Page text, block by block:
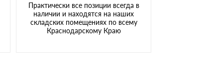
Практически все позиции всегда в
наличии и находятся на наших
складских помещениях по всему
Краснодарскому Краю